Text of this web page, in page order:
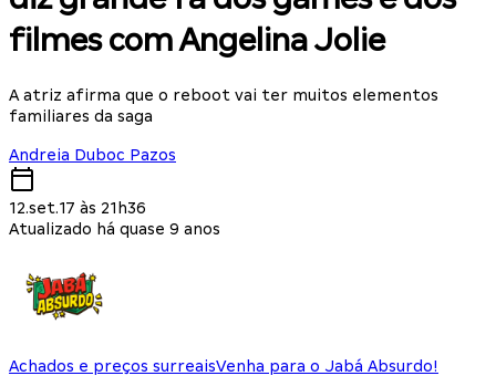
filmes com Angelina Jolie
A atriz afirma que o reboot vai ter muitos elementos
familiares da saga
Andreia Duboc Pazos
12.set.17 às 21h36
Atualizado há quase 9 anos
Achados e preços surreaisVenha para o Jabá Absurdo!